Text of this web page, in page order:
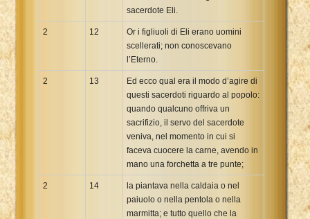
sacerdote Eli.
2 12
Or i figliuoli di Eli erano uomini
scellerati; non conoscevano
l’Eterno.
2 13
Ed ecco qual era il modo d’agire di
questi sacerdoti riguardo al popolo:
quando qualcuno offriva un
sacrifizio, il servo del sacerdote
veniva, nel momento in cui si
faceva cuocere la carne, avendo in
mano una forchetta a tre punte;
2 14
la piantava nella caldaia o nel
paiuolo o nella pentola o nella
marmitta; e tutto quello che la